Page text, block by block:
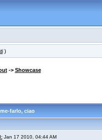
)
-> Showcase
farlo, ciao
Jan 17 2010, 04:44 AM